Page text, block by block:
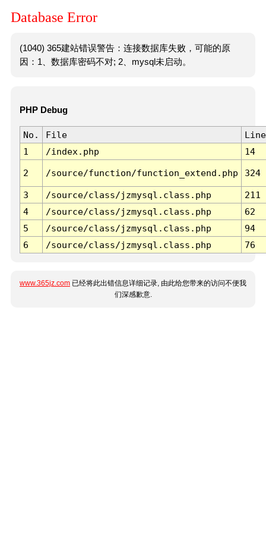
Database Error
(1040) 365建站错误警告：连接数据库失败，可能的原
因：1、数据库密码不对; 2、mysql未启动。
PHP Debug
No. File
Line
1
/index.php 14
2 /source/function/function_extend.php 324
3 /source/class/jzmysql.class.php
211
4
/source/class/jzmysql.class.php
62
5
/source/class/jzmysql.class.php
94
6
/source/class/jzmysql.class.php 76
www.365jz.com 已经将此出错信息详细记录, 由此给您带来的访问不便我
们深感歉意.